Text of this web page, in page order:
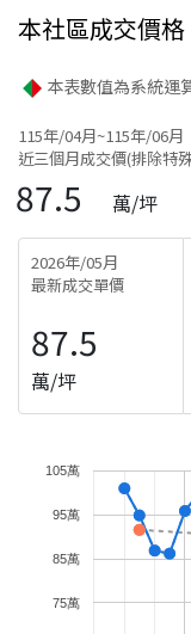
本社區成交價格
本表數值為系統運
115年/04月~115年/06月
近三個月成交價(排除特
87.5 萬/坪
2026年/05月
最新成交單價
87.5
萬/坪
75萬
85萬
95萬
105萬